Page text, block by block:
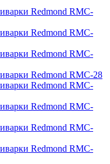
Redmond RMC-
Redmond RMC-
Redmond RMC-
Redmond RMC-28
Redmond RMC-
Redmond RMC-
Redmond RMC-
Redmond RMC-